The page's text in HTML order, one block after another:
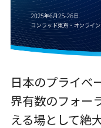
日本のプライベ
界有数のフォー
える場として絶